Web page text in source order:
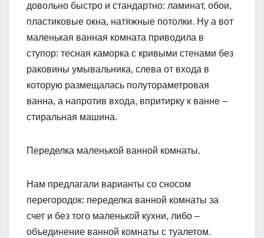
довольно быстро и стандартно: ламинат, обои,
пластиковые окна, натяжные потолки. Ну а вот
маленькая ванная комната приводила в
ступор: тесная каморка с кривыми стенами без
раковины умывальника, слева от входа в
которую размещалась полутораметровая
ванна, а напротив входа, впритирку к ванне –
стиральная машина.
Переделка маленькой ванной комнаты.
Нам предлагали варианты со сносом
перегородок: переделка ванной комнаты за
счет и без того маленькой кухни, либо –
объединение ванной комнаты с туалетом.